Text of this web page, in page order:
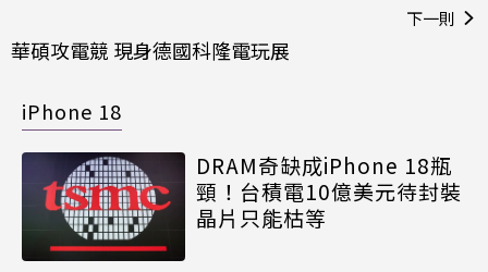
下一則
華碩攻電競 現身德國科隆電玩展
iPhone 18
DRAM奇缺成iPhone 18瓶
頸！台積電10億美元待封裝
晶片只能枯等